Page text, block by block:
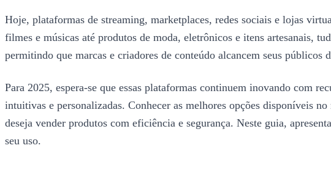
Hoje, plataformas de streaming, marketplaces, redes sociais e lojas
filmes e músicas até produtos de moda, eletrônicos e itens artesanais,
permitindo que marcas e criadores de conteúdo alcancem seus públicos
Para 2025, espera-se que essas plataformas continuem inovando com
intuitivas e personalizadas. Conhecer as melhores opções disponíveis
deseja vender produtos com eficiência e segurança. Neste guia,
seu uso.